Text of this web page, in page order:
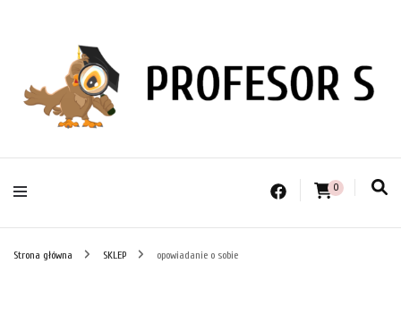
PROFESOR S 0
Strona główna SKLEP opowiadanie o sobie